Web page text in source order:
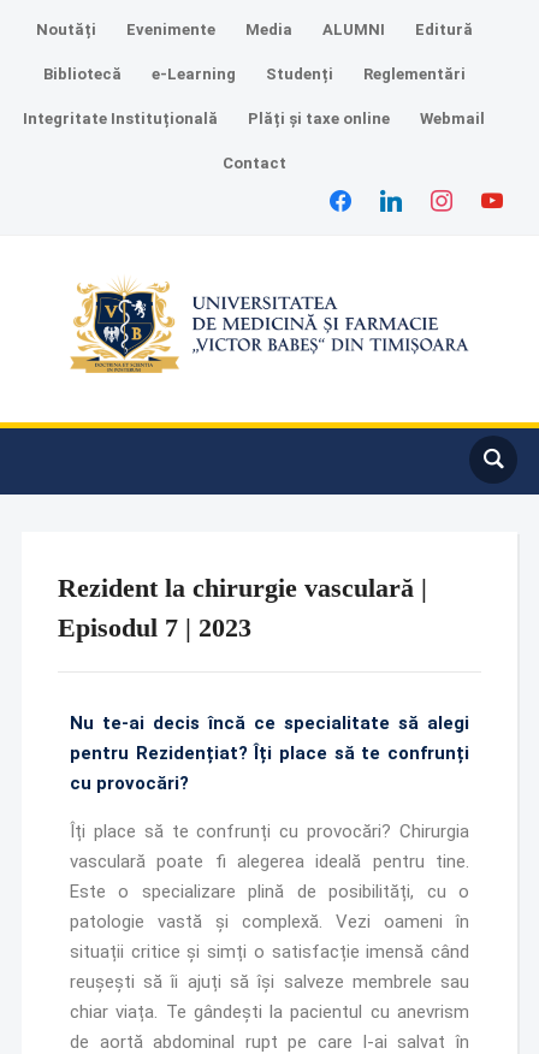
Noutăți Evenimente Media ALUMNI Editură
Bibliotecă e-Learning Studenți Reglementări
Integritate Instituțională Plăți și taxe online Webmail
Contact
Rezident la chirurgie vasculară |
Episodul 7 | 2023
Nu te-ai decis încă ce specialitate să alegi
pentru Rezidențiat? Îți place să te confrunți
cu provocări?
Îți place să te confrunți cu provocări? Chirurgia
vasculară poate fi alegerea ideală pentru tine.
Este o specializare plină de posibilități, cu o
patologie vastă și complexă. Vezi oameni în
situații critice și simți o satisfacție imensă când
reușești să îi ajuți să își salveze membrele sau
chiar viața. Te gândești la pacientul cu anevrism
de aortă abdominal rupt pe care l-ai salvat în